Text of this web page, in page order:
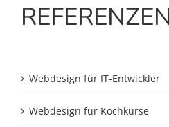
REFERENZEN
Webdesign für IT-Entwickler
Webdesign für Kochkurse